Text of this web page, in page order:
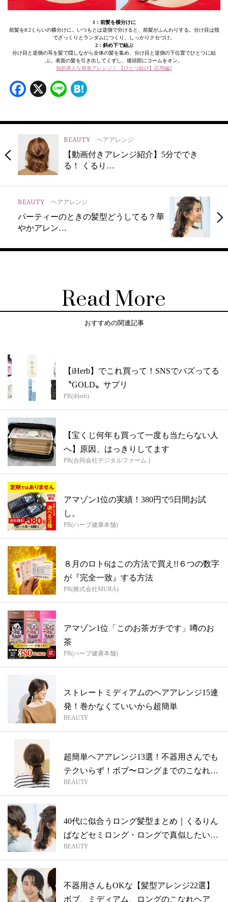
1：前髪を横分けに
前髪を8:2くらいの横分けに。いつもとは逆側で分けると、前髪がふんわりする。分け目は指
でざっくりとランダムにつくり、しっかりクセづけ。
2：斜め下で結ぶ
分け目と逆側の耳を髪で隠しながら全体の髪を集め、分け目と逆側の下位置でひとつに結
ぶ。表面の髪を引き出してくずし、後頭部にコームをオン。
知的美人な簡単アレンジ！ 【ひとつ結び】応用編2
Facebook
X Line
BEAUTY ヘアアレンジ
【動画付きアレンジ紹介】5分ででき
る！ くるり…
BEAUTY ヘアアレンジ
パーティーのときの髪型どうしてる？華
やかアレン…
Read More
おすすめの関連記事
【iHerb】でこれ買って！SNSでバズってる
〝GOLD〟サプリ
PR(iHerb)
【宝くじ何年も買って一度も当たらない人
へ】原因、はっきりしてます
PR(合同会社デジタルファーム )
アマゾン1位の実績！380円で5日間お試
し。
PR(ハーブ健康本舗)
８月のロト6はこの方法で買え!!６つの数字
が『完全一致』する方法
PR(株式会社MURA)
アマゾン1位「このお茶ガチです」噂のお
茶
PR(ハーブ健康本舗)
ストレートミディアムのヘアアレンジ15連
発！巻かなくていいから超簡単
BEAUTY
超簡単ヘアアレンジ13選！不器用さんでも
テクいらず！ボブ〜ロングまでのこなれヘ
ア
BEAUTY
40代に似合うロング髪型まとめ｜くるりん
ぱなどセミロング・ロングで真似したいア
ラ...
BEAUTY
不器用さんもOKな【髪型アレンジ22選】
ボブ、ミディアム、ロングのこなれヘア